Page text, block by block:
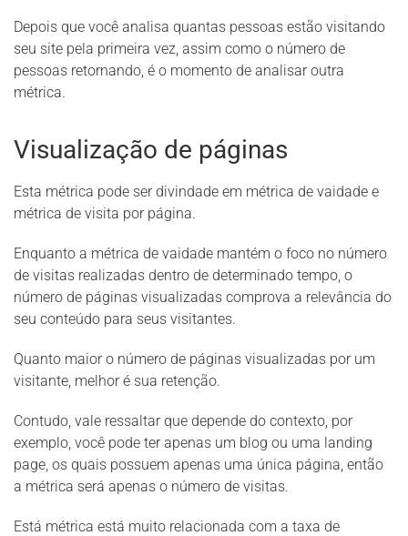
Depois que você analisa quantas pessoas estão visitando
seu site pela primeira vez, assim como o número de
pessoas retornando, é o momento de analisar outra
métrica.
Visualização de páginas
Esta métrica pode ser divindade em métrica de vaidade e
métrica de visita por página.
Enquanto a métrica de vaidade mantém o foco no número
de visitas realizadas dentro de determinado tempo, o
número de páginas visualizadas comprova a relevância do
seu conteúdo para seus visitantes.
Quanto maior o número de páginas visualizadas por um
visitante, melhor é sua retenção.
Contudo, vale ressaltar que depende do contexto, por
exemplo, você pode ter apenas um blog ou uma landing
page, os quais possuem apenas uma única página, então
a métrica será apenas o número de visitas.
Está métrica está muito relacionada com a taxa de